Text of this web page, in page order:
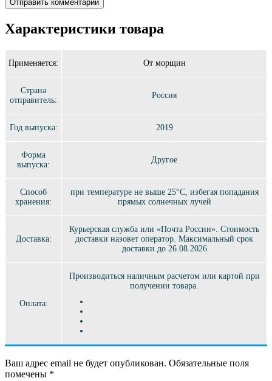
Характеристики товара
Применяется: От морщин
Страна
отправитель:
Россия
Год выпуска: 2019
Форма
выпуска:
Другое
Способ
хранения:
при температуре не выше 25°C, избегая попадания
прямых солнечных лучей
Доставка:
Курьерская служба или «Почта России». Стоимость
доставки назовет оператор. Максимальный срок
доставки до 26.08.2026
Оплата:
Производиться наличным расчетом или картой при
получении товара.
Ваш адрес email не будет опубликован. Обязательные поля
помечены *